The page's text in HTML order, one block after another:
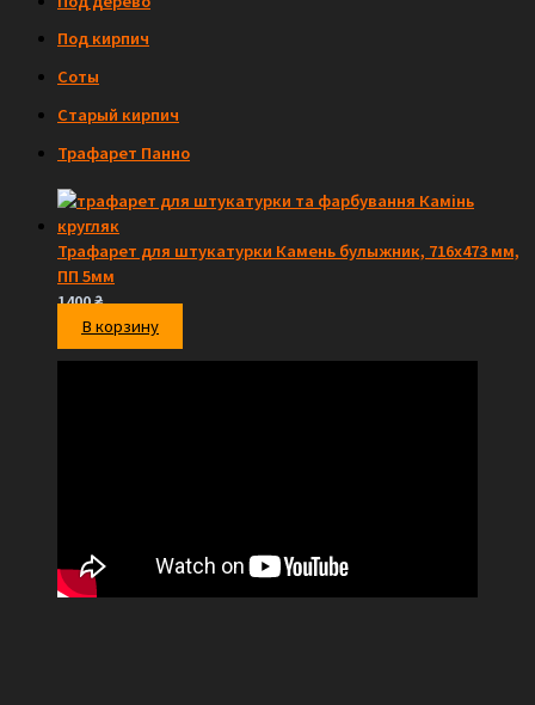
Под кирпич
Соты
Старый кирпич
Трафарет Панно
Трафарет для штукатурки Камень булыжник, 716х473 мм,
ПП 5мм
1400₴
В корзину